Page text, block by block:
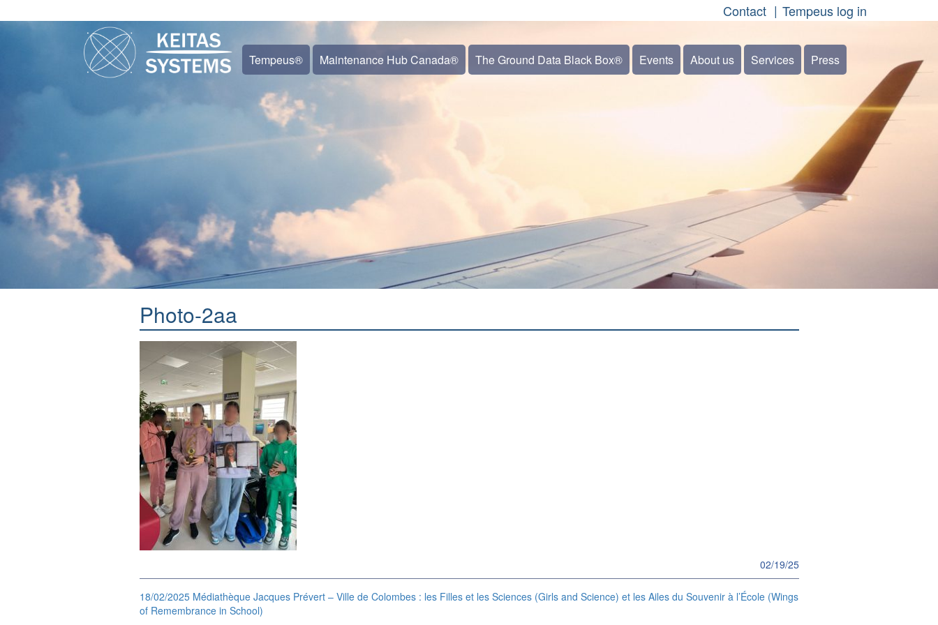
Contact Tempeus log in
Tempeus® Maintenance Hub Canada® The Ground Data Black Box® Events About us Services Press
Photo-2aa
02/19/25
18/02/2025 Médiathèque Jacques Prévert – Ville de Colombes : les Filles et les Sciences (Girls and Science) et les Ailes du Souvenir à l’École (Wings
of Remembrance in School)